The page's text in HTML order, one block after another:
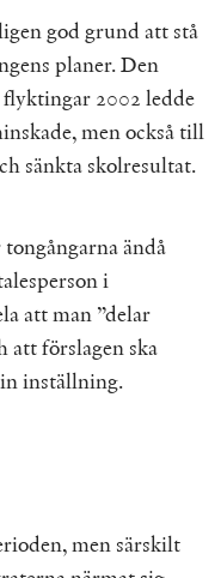
god grund att stå
planer. Den
2002 ledde
men också till
sänkta skolresultat.
ändå
i
att man ”delar
att förslagen ska
inställning.
men särskilt